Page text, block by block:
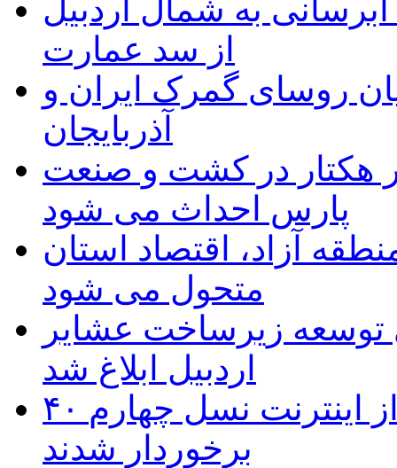
ماده ۲۳ طرح آبرسانی به شمال اردبیل
از سد عمارت
روسای گمرک ایران و
آذربایجان
هکتار در کشت و صنعت
پارس احداث می شود
آزاد، اقتصاد استان
متحول می شود
برای توسعه زیرساخت عشایر
اردبیل ابلاغ شد
۴۰ روستای شهرستان گِرمی از اینترنت نسل چهارم
برخوردار شدند